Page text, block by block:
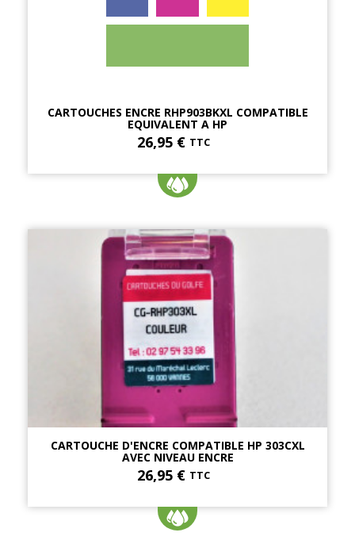
CARTOUCHES ENCRE RHP903BKXL COMPATIBLE
EQUIVALENT A HP
26,95 € TTC
CARTOUCHE D'ENCRE COMPATIBLE HP 303CXL
AVEC NIVEAU ENCRE
26,95 € TTC